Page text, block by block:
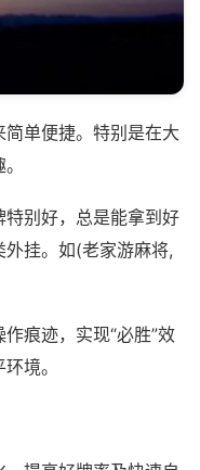
单便捷。特别是在大
别好，总是能拿到好
挂。如(老家游麻将,
痕迹，实现“必胜”效
境。